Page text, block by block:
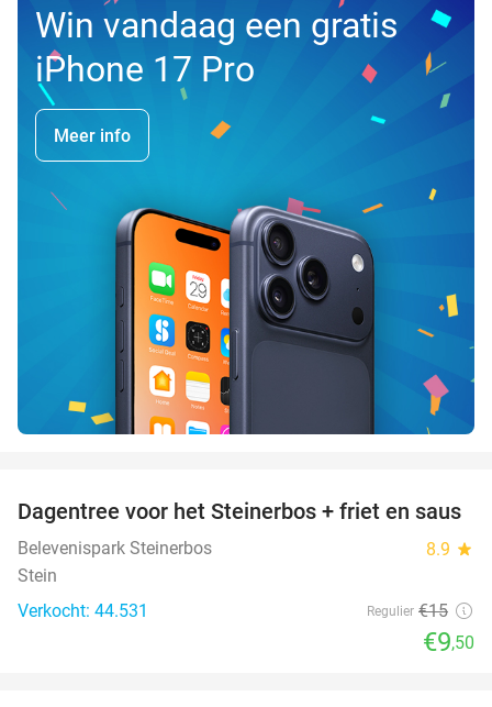
Win vandaag een gratis
iPhone 17 Pro
Meer info
37%
Dagentree voor het Steinerbos + friet en saus
Belevenispark Steinerbos 8.9 star
Stein
Verkocht: 44.531
Regulier €15
€9,50